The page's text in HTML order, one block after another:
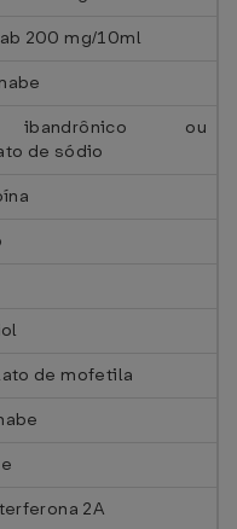
200 mg/10ml
ou
de sódio
de mofetila
2A